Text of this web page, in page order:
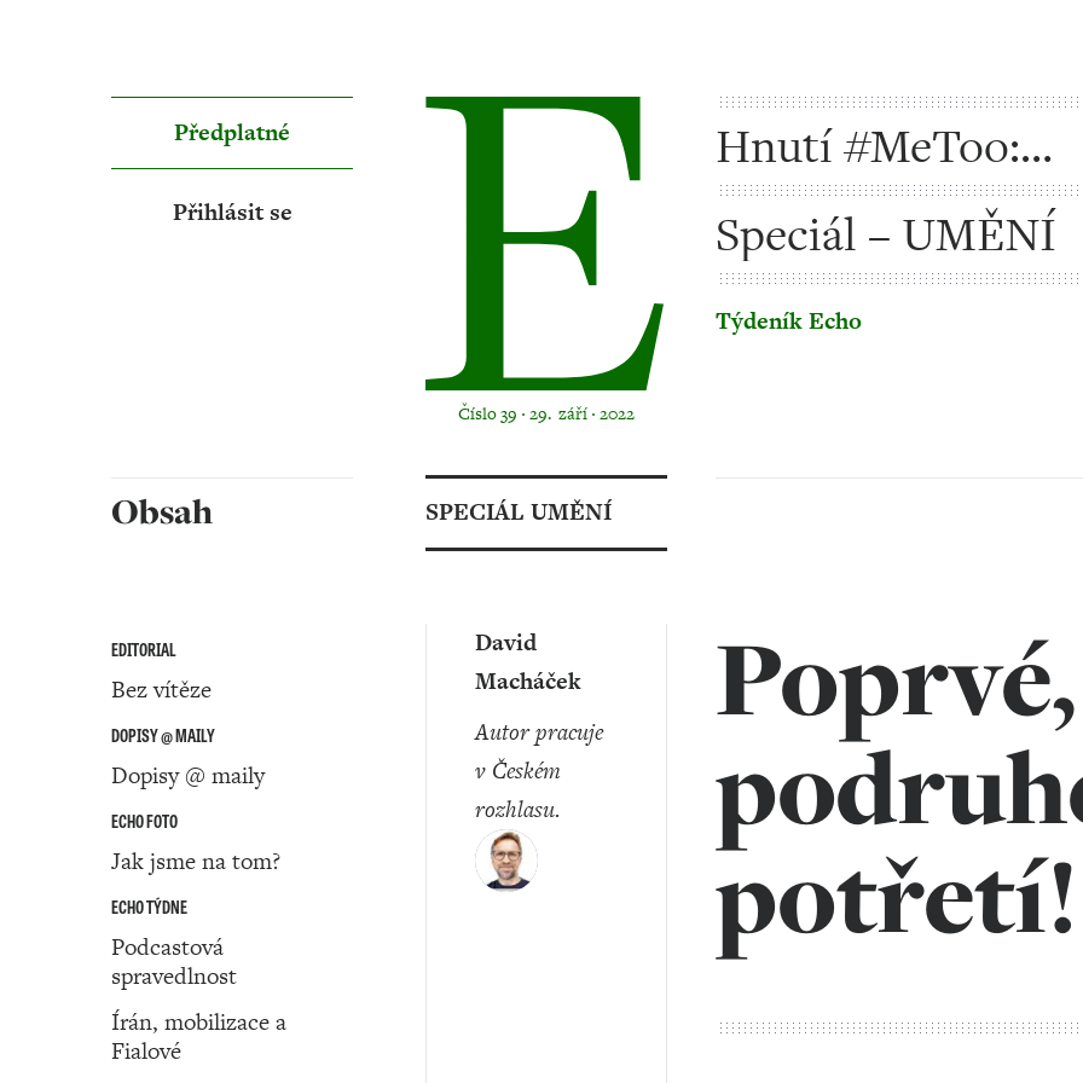
Číslo 39 ‧ 29. září ‧ 2022
Hnutí #MeToo:
přelomové a
Speciál – UMĚNÍ
Týdeník Echo
Předplatné
Přihlásit se
Obsah
EDITORIAL
Bez vítěze
DOPISY @ MAILY
Dopisy @ maily
ECHO FOTO
Jak jsme na tom?
ECHO TÝDNE
Podcastová
spravedlnost
Írán, mobilizace a
Fialové
SPECIÁL UMĚNÍ
Poprvé,
potřetí!
David
Macháček
Autor pracuje
v Českém
rozhlasu.